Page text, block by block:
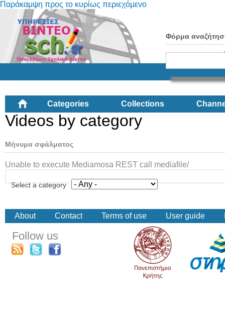
Παράκαμψη προς το κυρίως περιεχόμενο
Φόρμα
Categories Collections
Videos by category
Μήνυμα σφάλματος
Unable to execute Mediamosa REST call mediafile/
Select a category
About Contact Terms of use User guide
Follow us